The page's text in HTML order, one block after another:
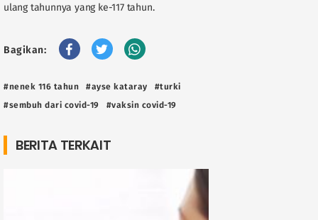
ulang tahunnya yang ke-117 tahun.
Bagikan:
#nenek 116 tahun #ayse kataray
#turki
#sembuh dari covid-19
#vaksin covid-19
BERITA TERKAIT